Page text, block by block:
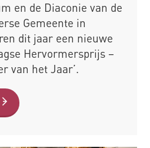
en de Diaconie van de
Gemeente in
dit jaar een nieuwe
Hervormersprijs –
van het Jaar’.